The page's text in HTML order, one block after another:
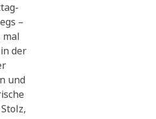
–
mal
der
und